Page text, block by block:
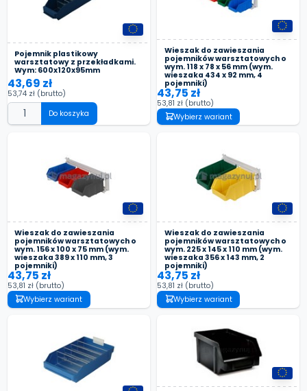
Pojemnik plastikowy
warsztatowy z przekładkami.
Wym: 600x120x95mm
43,69 zł
53,74 zł (brutto)
Do koszyka
Wieszak do zawieszania
pojemników warsztatowych o
wym. 118 x 78 x 56 mm (wym.
wieszaka 434 x 92 mm, 4
pojemniki)
43,75 zł
53,81 zł (brutto)
Wybierz wariant
Wieszak do zawieszania
pojemników warsztatowych o
wym. 156 x 100 x 75 mm (wym.
wieszaka 389 x 110 mm, 3
pojemniki)
43,75 zł
53,81 zł (brutto)
Wybierz wariant
Wieszak do zawieszania
pojemników warsztatowych o
wym. 225 x 145 x 110 mm (wym.
wieszaka 356 x 143 mm, 2
pojemniki)
43,75 zł
53,81 zł (brutto)
Wybierz wariant